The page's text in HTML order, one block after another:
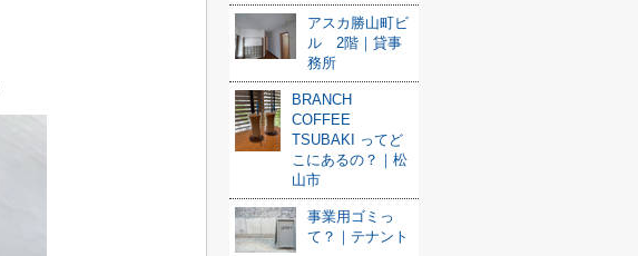
アスカ勝山町ビ
ル 2階｜貸事
務所
BRANCH
COFFEE
TSUBAKI ってど
こにあるの？｜松
山市
事業用ゴミっ
て？｜テナント